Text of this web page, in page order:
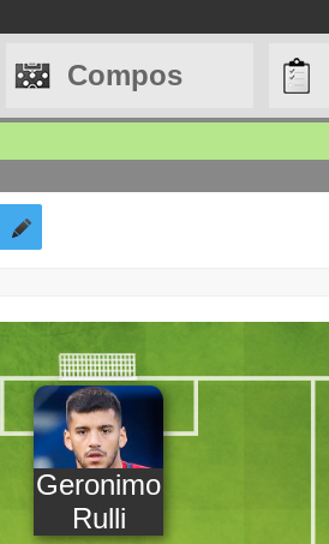
Compos
Geronimo
Rulli